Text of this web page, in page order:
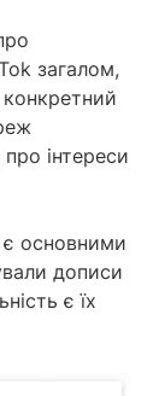
загалом,
конкретний
інтереси
є основними
дописи
є їх